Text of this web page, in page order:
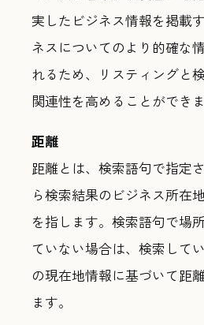
実したビジネス情報を掲載
ネスについてのより的確な
れるため、リスティングと
関連性を高めることができま
距離
距離とは、検索語句で指定
ら検索結果のビジネス所在
を指します。検索語句で場
ていない場合は、検索して
の現在地情報に基づいて距
ます。